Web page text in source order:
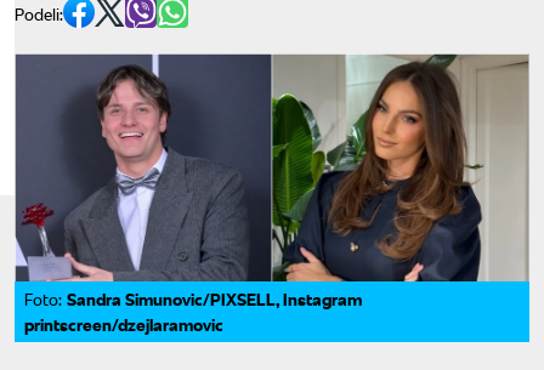
Podeli:
Foto: Sandra Simunovic/PIXSELL, Instagram
printscreen/dzejlaramovic